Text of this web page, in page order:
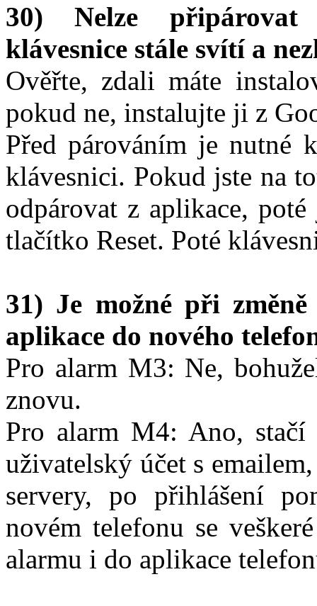
30) Nelze připárovat
klávesnice stále svítí a
Ověřte, zdali máte
pokud ne, instalujte ji z
Před párováním je nutné
klávesnici. Pokud jste na
odpárovat z aplikace,
tlačítko Reset. Poté
31) Je možné při
aplikace do nového
Pro alarm M3: Ne,
znovu.
Pro alarm M4: Ano,
uživatelský účet s
servery, po přihlášení
novém telefonu se
alarmu i do aplikace